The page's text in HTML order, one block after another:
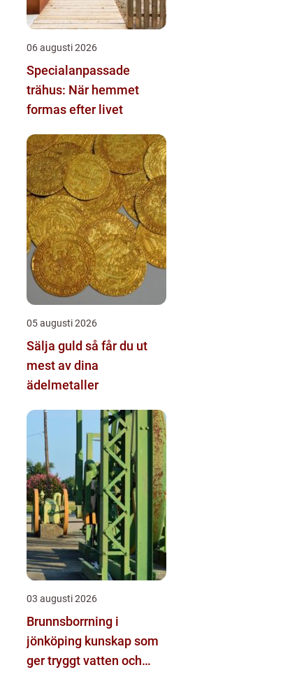
06 augusti 2026
Specialanpassade
trähus: När hemmet
formas efter livet
05 augusti 2026
Sälja guld så får du ut
mest av dina
ädelmetaller
03 augusti 2026
Brunnsborrning i
jönköping kunskap som
ger tryggt vatten och